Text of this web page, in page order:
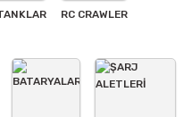
olmalı.
RC CRAWLER